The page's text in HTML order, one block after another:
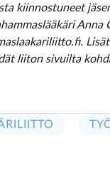
kiinnostuneet
Anna
liiton sivuilta